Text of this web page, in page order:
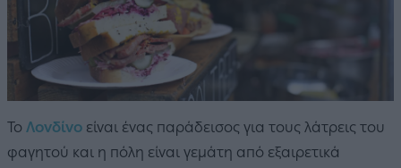
Το Λονδίνο είναι ένας παράδεισος για τους λάτρεις του
φαγητού και η πόλη είναι γεμάτη από εξαιρετικά